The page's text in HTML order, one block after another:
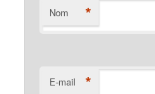
Nom *
E-mail *